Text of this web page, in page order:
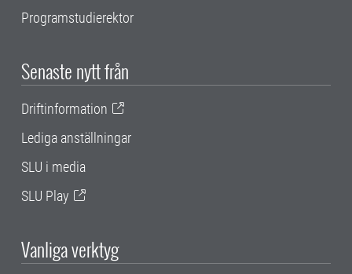
Programstudierektor
Senaste nytt från
Driftinformation
Lediga anställningar
SLU i media
SLU Play
Vanliga verktyg